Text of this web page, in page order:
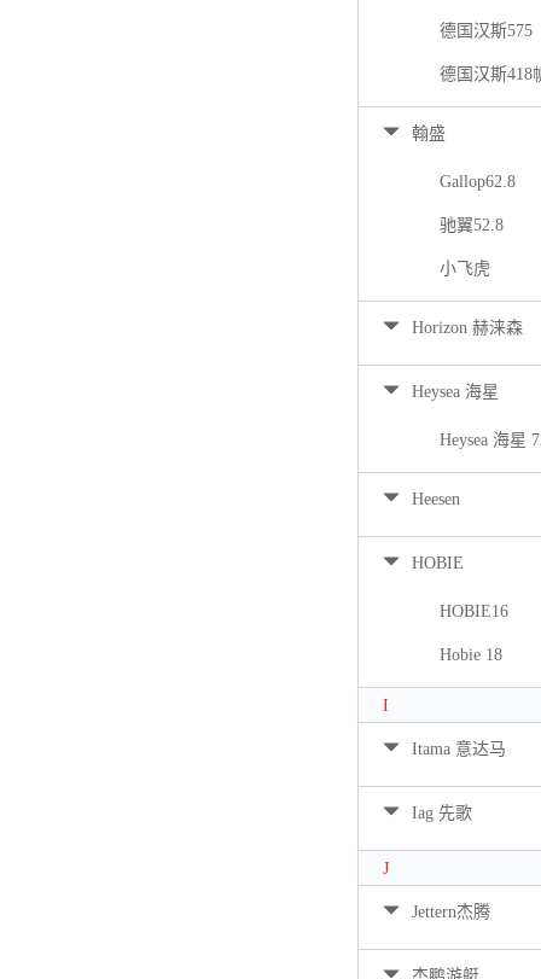
德国汉斯575
德国汉斯418
翰盛
Gallop62.8
驰翼52.8
小飞虎
Horizon 赫涞森
Heysea 海星
Heysea 海星
Heesen
HOBIE
HOBIE16
Hobie 18
I
Itama 意达马
Iag 先歌
J
Jettern杰腾